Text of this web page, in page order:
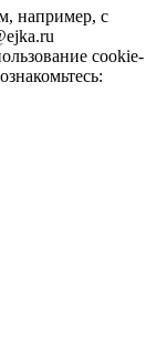
например, с
cookie-